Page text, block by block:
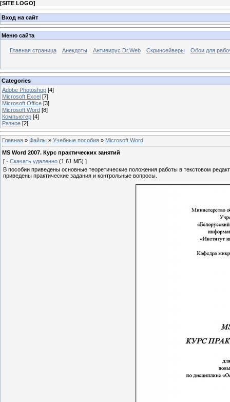
[SITE LOGO]
Вход на сайт
Меню сайта
Главная страница Анекдоты Антивирус Dr.Web Скринсейверы Обои для
Categories
Adobe Photoshop [4]
Microsoft Excel [7]
Microsoft Office [3]
Microsoft Word [8]
Компьютер [4]
Разное [2]
Главная » Файлы » Учебные пособия » Microsoft Word
MS Word 2007. Курс практических занятий
[ · Скачать удаленно (1,61 МБ) ]
В пособии приведены основные теоретические положения работы в текстовом
приведены практические задания и контрольные вопросы.